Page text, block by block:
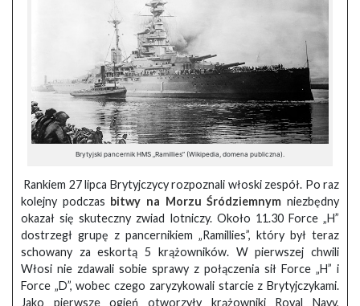
Brytyjski pancernik HMS „Ramillies” (Wikipedia, domena publiczna).
Rankiem 27 lipca Brytyjczycy rozpoznali włoski zespół. Po raz
kolejny podczas bitwy na Morzu Śródziemnym niezbędny
okazał się skuteczny zwiad lotniczy. Około 11.30 Force „H”
dostrzegł grupę z pancernikiem „Ramillies”, który był teraz
schowany za eskortą 5 krążowników. W pierwszej chwili
Włosi nie zdawali sobie sprawy z połączenia sił Force „H” i
Force „D”, wobec czego zaryzykowali starcie z Brytyjczykami.
Jako pierwsze ogień otworzyły krążowniki Royal Navy,